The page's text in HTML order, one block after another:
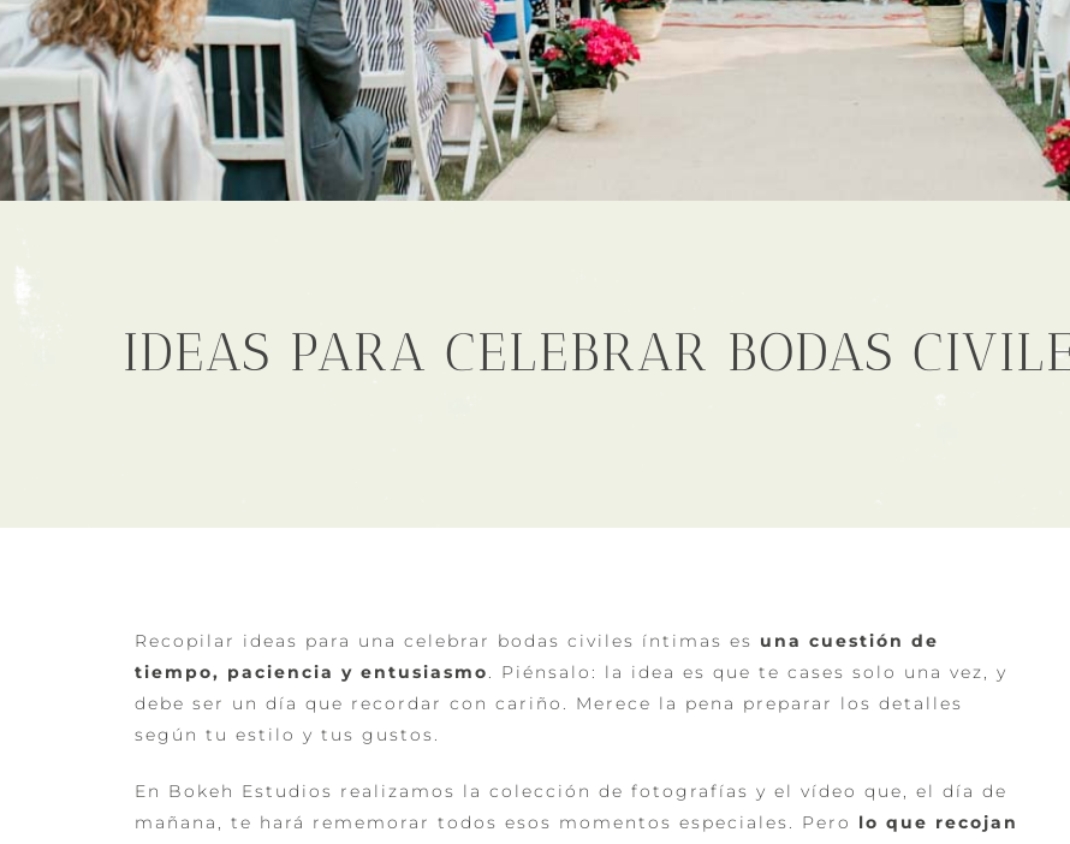
IDEAS PARA CELEBRAR BODAS
Recopilar ideas para una celebrar bodas civiles íntimas es una cuestión de
tiempo, paciencia y entusiasmo. Piénsalo: la idea es que te cases solo una vez, y
debe ser un día que recordar con cariño. Merece la pena preparar los detalles
según tu estilo y tus gustos.
En Bokeh Estudios realizamos la colección de fotografías y el vídeo que, el día de
mañana, te hará rememorar todos esos momentos especiales. Pero lo que recojan